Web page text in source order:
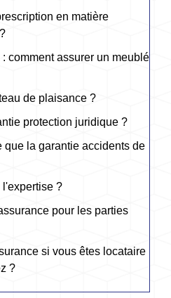
en matière
comment assurer un meublé
de plaisance ?
protection juridique ?
que la garantie accidents de
?
pour les parties
si vous êtes locataire
?